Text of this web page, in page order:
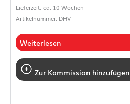
Lieferzeit: ca. 10 Wochen
Artikelnummer: DHV
Weiterlesen
Zur Kommission hinzufügen